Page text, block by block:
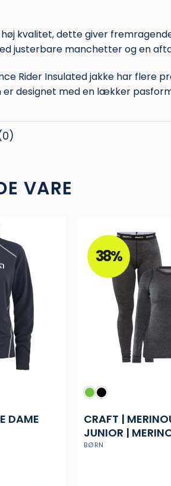
kvalitet, dette giver
justerbare manchetter og en
Rider Insulated jakke har flere
er designet med en lækker
VARE
DAME
38%
BØRN
CRAFT |
JUNIOR |